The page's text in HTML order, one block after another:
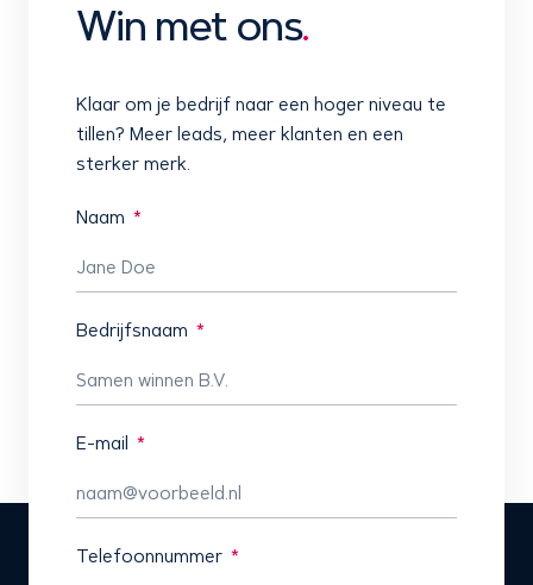
Win met ons.
Klaar om je bedrijf naar een hoger niveau te
tillen? Meer leads, meer klanten en een
sterker merk.
Naam
Bedrijfsnaam
E-mail
Telefoonnummer